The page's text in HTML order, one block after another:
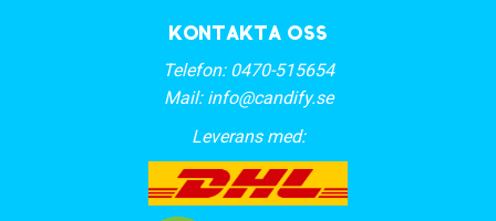
Kontakta oss
Telefon: 0470-515654
Mail: info@candify.se
Leverans med: